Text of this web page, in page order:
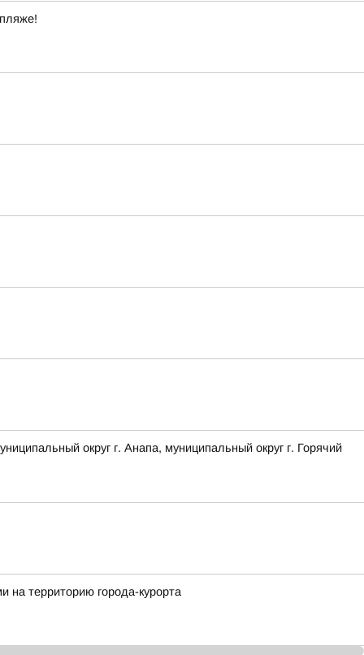
округ г. Анапа, муниципальный округ г. Горячий
территорию города-курорта